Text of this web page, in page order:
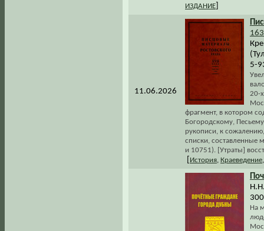
ИЗДАНИЕ
11.06.2026
5-
20-
фрагмент, в котором
Богородскому,
рукописи, к
списки, составленные
и 10751). [Утраты]
История Краеведение
На